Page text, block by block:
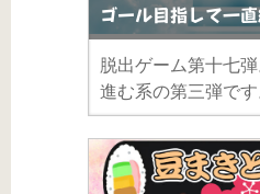
ゴール目指して一
脱出ゲーム第十七
進む系の第三弾です